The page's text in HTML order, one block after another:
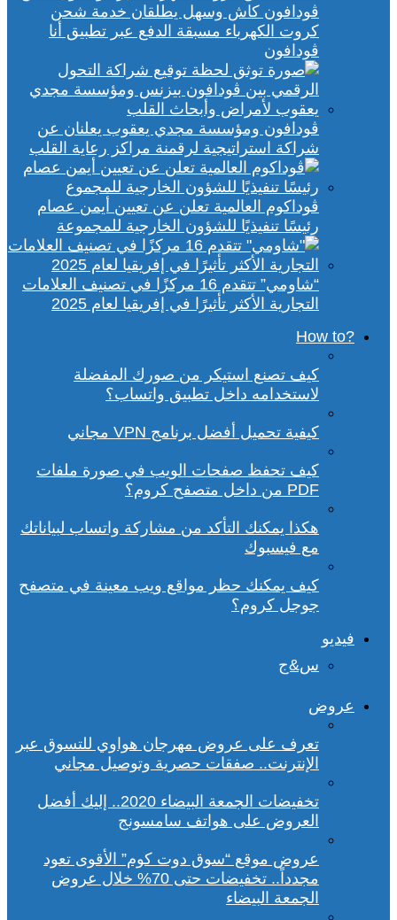
ڤودافون كاش وسهل يطلقان خدمة شحن
كروت الكهرباء مسبقة الدفع عبر تطبيق أنا
ڤودافون
ڤودافون ومؤسسة مجدي يعقوب يعلنان عن
شراكة استراتيجية لرقمنة مراكز رعاية القلب
ڤوداكوم العالمية تعلن عن تعيين أيمن عصام
رئيسًا تنفيذيًا للشؤون الخارجية للمجموعة
“شاومي” تتقدم 16 مركزًا في تصنيف العلامات
التجارية الأكثر تأثيرًا في إفريقيا لعام 2025
?How to
كيف تصنع استيكر من صورك المفضلة
لاستخدامه داخل تطبيق واتساب؟
كيفية تحميل أفضل برنامج VPN مجاني
كيف تحفظ صفحات الويب في صورة ملفات
PDF من داخل متصفح كروم؟
هكذا يمكنك التأكد من مشاركة واتساب لبياناتك
مع فيسبوك
كيف يمكنك حظر مواقع ويب معينة في متصفح
جوجل كروم؟
فيديو
س&ج
عروض
تعرف على عروض مهرجان هواوي للتسوق عبر
الإنترنت.. صفقات حصرية وتوصيل مجاني
تخفيضات الجمعة البيضاء 2020.. إليك أفضل
العروض على هواتف سامسونج
عروض موقع “سوق دوت كوم” الأقوى تعود
مجدداً.. تخفيضات حتى 70% خلال عروض
الجمعة البيضاء